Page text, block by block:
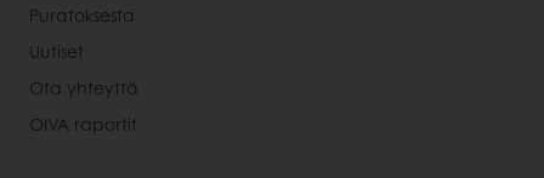
Puratoksesta
Uutiset
Ota yhteyttä
OIVA raportit